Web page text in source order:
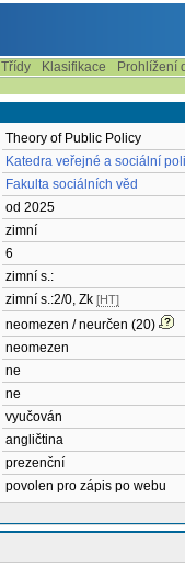
Třídy Klasifikace
Prohlížení
Theory of Public Policy
Katedra veřejné a sociální
Fakulta sociálních věd
od 2025
zimní
6
zimní s.:
zimní s.:2/0, Zk [HT]
neomezen / neurčen (20)
neomezen
ne
ne
vyučován
angličtina
prezenční
povolen pro zápis po webu